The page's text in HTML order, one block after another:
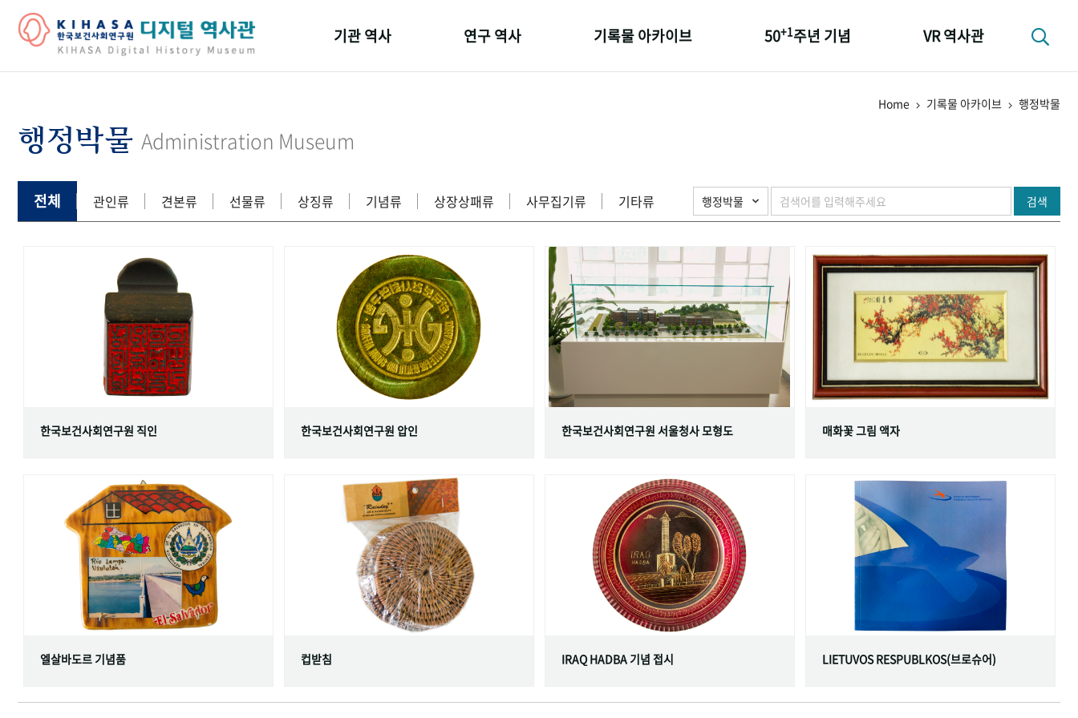
기관 역사
연구원 사람들
연구 역사
간행물 변천사
기록물 아카이브
영상 기록물
50+1주년 기념
세계와 함께 한 KIHASA
VR 역사관
Home 기록물 아카이브 행정박물
행정박물 Administration Museum
전체 관인류 견본류 선물류 상징류 기념류 상장상패류 사무집기류 기타류 검색
한국보건사회연구원 직인 한국보건사회연구원 압인 한국보건사회연구원 서울청사 모형도 매화꽃 그림 액자
엘살바도르 기념품 컵받침 IRAQ HADBA 기념 접시 LIETUVOS RESPUBLKOS(브로슈어)